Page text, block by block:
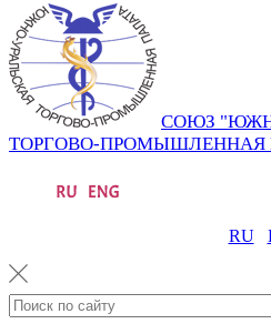
СОЮЗ
ТОРГОВО-ПРОМЫШЛЕННАЯ
RU